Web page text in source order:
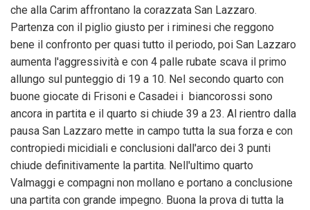
che alla Carim affrontano la corazzata San Lazzaro.
Partenza con il piglio giusto per i riminesi che reggono
bene il confronto per quasi tutto il periodo, poi San Lazzaro
aumenta l'aggressività e con 4 palle rubate scava il primo
allungo sul punteggio di 19 a 10. Nel secondo quarto con
buone giocate di Frisoni e Casadei i biancorossi sono
ancora in partita e il quarto si chiude 39 a 23. Al rientro dalla
pausa San Lazzaro mette in campo tutta la sua forza e con
contropiedi micidiali e conclusioni dall'arco dei 3 punti
chiude definitivamente la partita. Nell'ultimo quarto
Valmaggi e compagni non mollano e portano a conclusione
una partita con grande impegno. Buona la prova di tutta la